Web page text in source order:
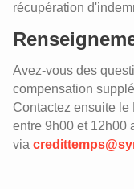
récupération
Avez-vous des
compensation
Contactez ensuite
entre 9h00 et 12h00
via